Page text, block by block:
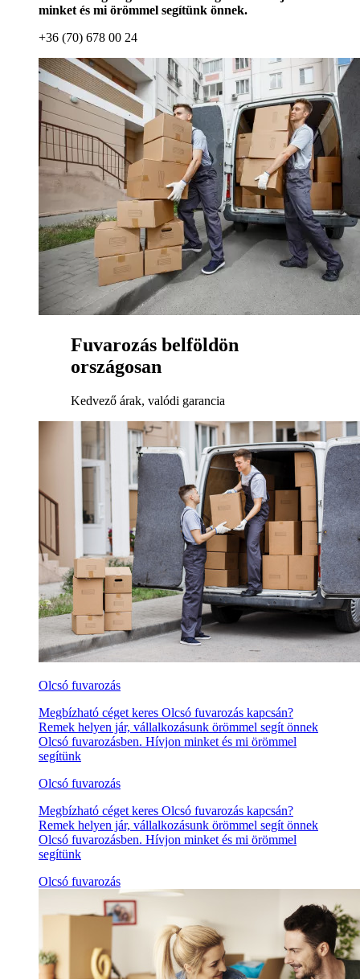
minket és mi örömmel segítünk önnek.
+36 (70) 678 00 24
Fuvarozás belföldön
országosan
Kedvező árak, valódi garancia
Olcsó fuvarozás
Megbízható céget keres Olcsó fuvarozás kapcsán?
Remek helyen jár, vállalkozásunk örömmel segít önnek
Olcsó fuvarozásben. Hívjon minket és mi örömmel
segítünk
Olcsó fuvarozás
Megbízható céget keres Olcsó fuvarozás kapcsán?
Remek helyen jár, vállalkozásunk örömmel segít önnek
Olcsó fuvarozásben. Hívjon minket és mi örömmel
segítünk
Olcsó fuvarozás